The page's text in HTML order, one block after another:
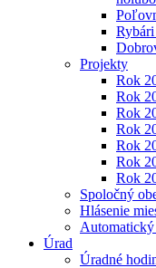
Projekty
Rok
Rok
Rok
Rok
Rok
Rok
Rok
Spoločný
Hlásenie
Úrad
Úradné